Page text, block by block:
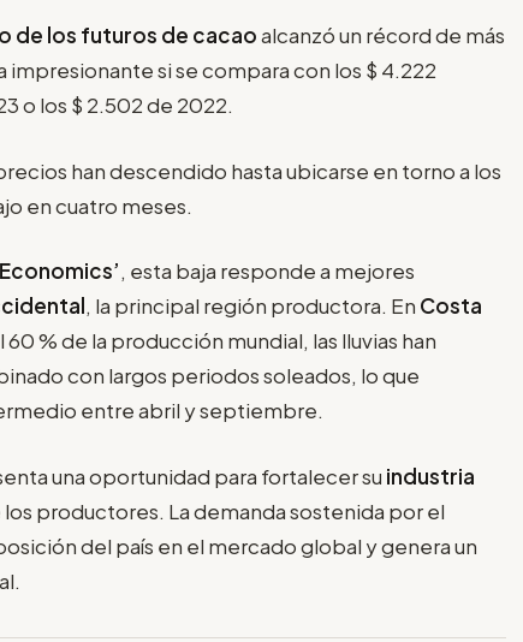
de los futuros de cacaoalcanzó un récord de más
impresionante si se compara con los $ 4.222
o los $ 2.502 de 2022.
han descendido hasta ubicarse en torno a los
en cuatro meses.
, esta baja responde a mejores
, la principal región productora. En Costa
% de la producción mundial, las lluvias han
con largos periodos soleados, lo que
entre abril y septiembre.
una oportunidad para fortalecer su industria
productores. La demanda sostenida por el
del país en el mercado global y genera un